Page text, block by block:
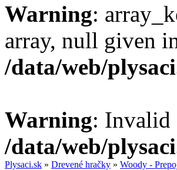
Warning:
array, null given
/data/web/
Warning: Invalid
/data/web/
Plysaci.sk » Drevené hračky » Woody -